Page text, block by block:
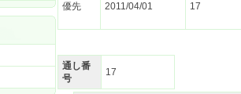
優先 2011/04/01 17
通し番
号
17